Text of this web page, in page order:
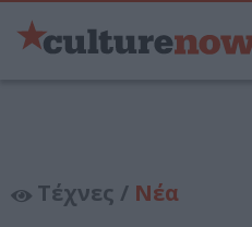
Τέχνες / Νέα